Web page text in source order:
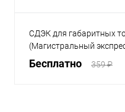
СДЭК для габаритных
(Магистральный
Бесплатно 359 ₽